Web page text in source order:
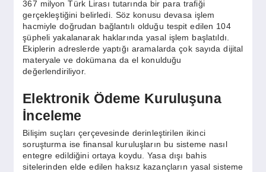
367 milyon Türk Lirası tutarında bir para trafiği
gerçekleştiğini belirledi. Söz konusu devasa işlem
hacmiyle doğrudan bağlantılı olduğu tespit edilen 104
şüpheli yakalanarak haklarında yasal işlem başlatıldı.
Ekiplerin adreslerde yaptığı aramalarda çok sayıda dijital
materyale ve dokümana da el konulduğu
değerlendiriliyor.
Elektronik Ödeme Kuruluşuna
İnceleme
Bilişim suçları çerçevesinde derinleştirilen ikinci
soruşturma ise finansal kuruluşların bu sisteme nasıl
entegre edildiğini ortaya koydu. Yasa dışı bahis
sitelerinden elde edilen haksız kazançların yasal sisteme